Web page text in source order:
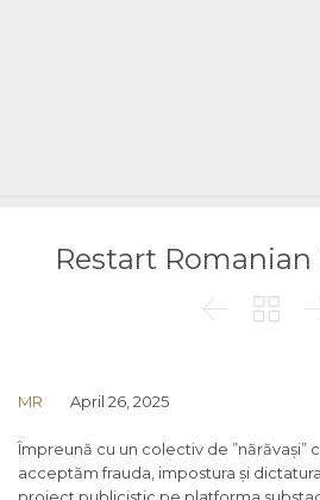
Restart
 
MR April 26, 2025
Împreună cu un colectiv de ”nărăvași”
acceptăm frauda, impostura și